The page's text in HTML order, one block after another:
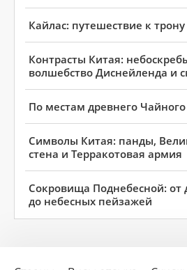
Кайлаc: путешествие к трону
Контрасты Китая:
волшебство Диснейленда и
По местам древнего
Символы Китая: панды,
стена и Терракотовая армия
Сокровища Поднебесной: от
до небесных пейзажей